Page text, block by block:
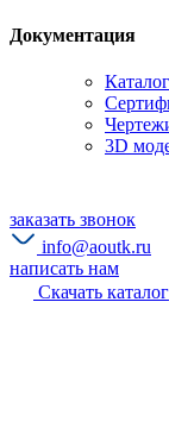
Документация
3D
заказать звонок
info@aoutk.ru
написать нам
Cкачать каталог